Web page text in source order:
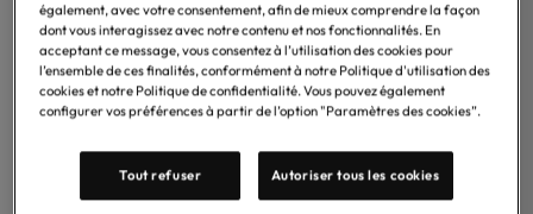
également, avec votre consentement, afin de mieux comprendre la façon
dont vous interagissez avec notre contenu et nos fonctionnalités. En
acceptant ce message, vous consentez à l’utilisation des cookies pour
l’ensemble de ces finalités, conformément à notre Politique d'utilisation des
cookies et notre Politique de confidentialité. Vous pouvez également
configurer vos préférences à partir de l’option "Paramètres des cookies”.
Tout refuser Autoriser tous les cookies